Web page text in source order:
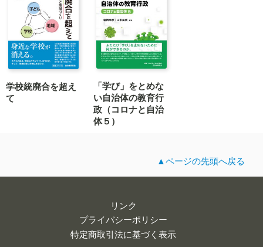
学校統廃合を超え
て
「学び」をとめな
い自治体の教育行
政（コロナと自治
体５）
▲ページの先頭へ戻る
リンク
プライバシーポリシー
特定商取引法に基づく表示